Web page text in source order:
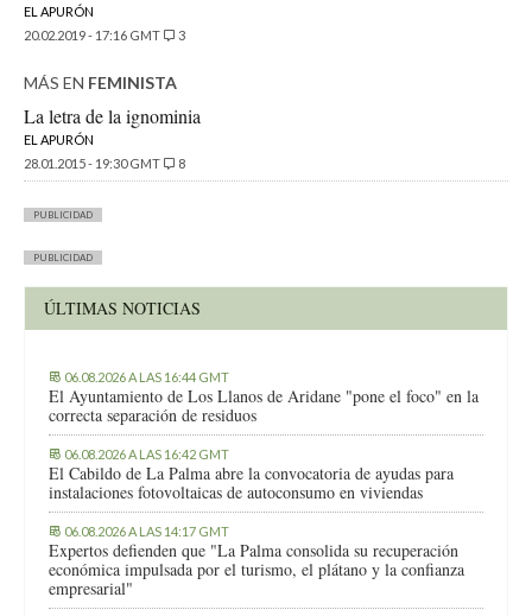
EL APURÓN
20.02.2019 - 17:16 GMT
3
MÁS EN FEMINISTA
La letra de la ignominia
EL APURÓN
28.01.2015 - 19:30 GMT
8
PUBLICIDAD
PUBLICIDAD
ÚLTIMAS NOTICIAS
06.08.2026 A LAS 16:44 GMT
El Ayuntamiento de Los Llanos de Aridane "pone el foco" en la
correcta separación de residuos
06.08.2026 A LAS 16:42 GMT
El Cabildo de La Palma abre la convocatoria de ayudas para
instalaciones fotovoltaicas de autoconsumo en viviendas
06.08.2026 A LAS 14:17 GMT
Expertos defienden que "La Palma consolida su recuperación
económica impulsada por el turismo, el plátano y la confianza
empresarial"